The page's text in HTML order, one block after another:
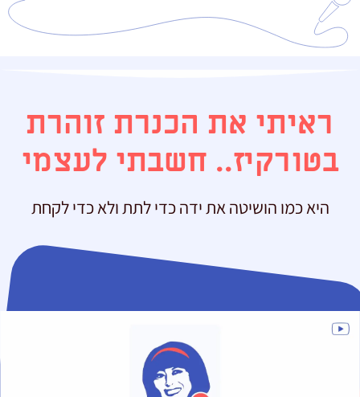
ראיתי את הכנרת זוהרת
בטורקיז.. חשבתי לעצמי
היא כמו הושיטה את ידה כדי לתת ולא כדי לקחת